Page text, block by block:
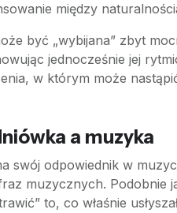
między
być „wybijana” zbyt
jednocześnie jej
w którym może
a muzyka
swój odpowiednik w
muzycznych. Podobnie
to, co właśnie